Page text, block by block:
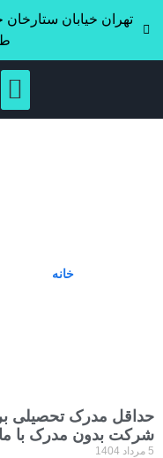
خانه
حداقل مدرک تحصیلی
شرکت بدون مدرک با
5 مرداد 1404